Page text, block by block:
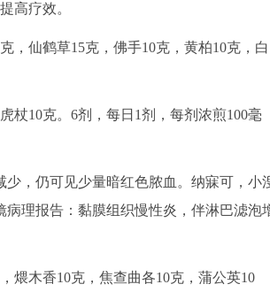
高疗效。
，仙鹤草15克，佛手10克，黄柏10克，白
杖10克。6剂，每日1剂，每剂浓煎100毫
，仍可见少量暗红色脓血。纳寐可，小
理报告：黏膜组织慢性炎，伴淋巴滤泡
煨木香10克，焦查曲各10克，蒲公英10